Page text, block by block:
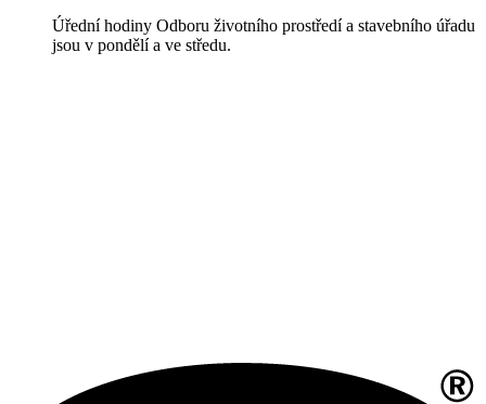
Úřední hodiny Odboru životního prostředí a stavebního úřadu
jsou v pondělí a ve středu.